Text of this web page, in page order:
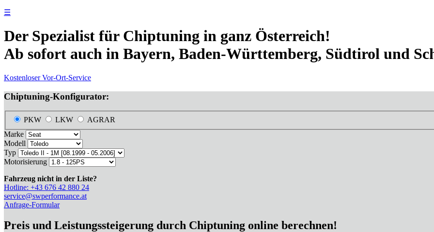
☰
Der Spezialist für Chiptuning in ganz Österreich!
Ab sofort auch in Bayern, Baden-Württemberg, Südtirol und
Kostenloser Vor-Ort-Service
Chiptuning-Konfigurator:
PKW LKW
AGRAR
Marke
Modell
Typ
Motorisierung
Fahrzeug nicht in der Liste?
Hotline: +43 676 42 880 24
service@swperformance.at
Anfrage-Formular
Preis und Leistungssteigerung durch Chiptuning online berechnen!